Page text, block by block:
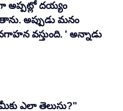
అప్పట్లో దయ్యం
అప్పుడు మనం
వస్తుంది. ' అన్నాడు
ఎలా తెలుసు?"